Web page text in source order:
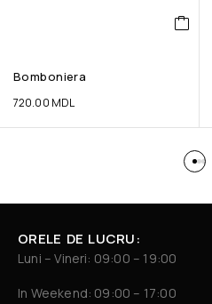
Bomboniera
720.00 MDL
ORELE DE LUCRU:
Luni – Vineri: 09:00 – 19:00
In Weekend: 09:00 – 17:00